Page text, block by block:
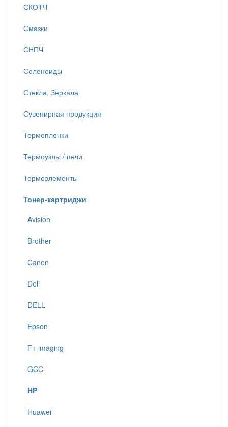
СКОТЧ
Смазки
СНПЧ
Соленоиды
Стекла, Зеркала
Сувенирная продукция
Термопленки
Термоузлы / печи
Термоэлементы
Тонер-картриджи
Avision
Brother
Canon
Deli
DELL
Epson
F+ imaging
GCC
HP
Huawei